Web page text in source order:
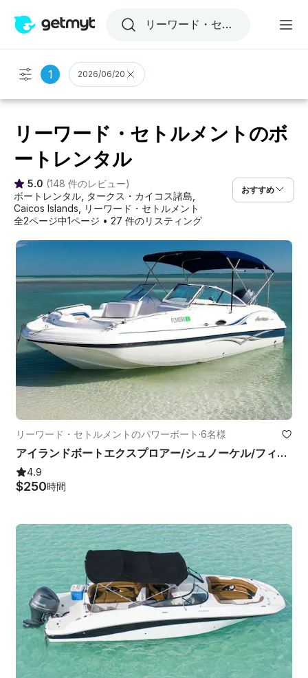
1 2026/06/20
リーワード・セトルメントのボ
ートレンタル
5.0 (148 件のレビュー)
ボートレンタル タークス・カイコス諸島
Caicos Islands
リーワード・セトルメント
全2ページ中1ページ • 27 件のリスティング
おすすめ
リーワード・セトルメントのパワーボート ·6名様
アイランドボートエクスプロアー/シュノーケル/フィッシングアドベンチャーチャーター
4.9
$250時間